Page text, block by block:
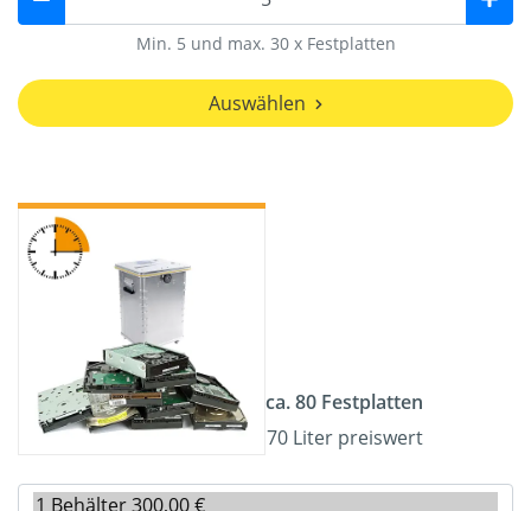
Min. 5 und max. 30 x Festplatten
Auswählen
ca. 80 Festplatten
70 Liter preiswert